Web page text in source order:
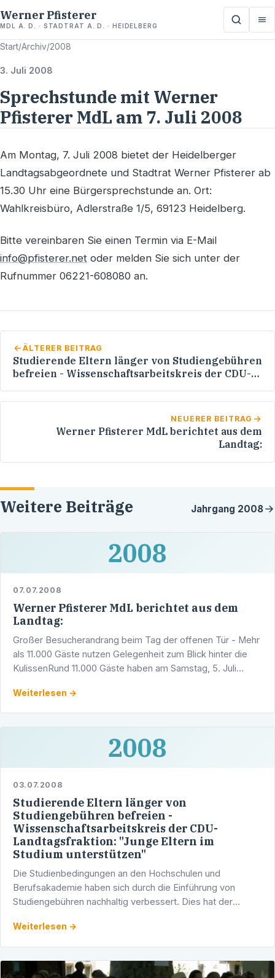
Werner Pfisterer
MDL A. D. · STADTRAT A. D. · HEIDELBERG
Start/Archiv/2008
3. Juli 2008
Sprechstunde mit Werner
Pfisterer MdL am 7. Juli 2008
Am Montag, 7. Juli 2008 bietet der Heidelberger
Landtagsabgeordnete und Stadtrat Werner Pfisterer ab
15.30 Uhr eine Bürgersprechstunde an. Ort:
Wahlkreisbüro, Adlerstraße 1/5, 69123 Heidelberg.
Bitte vereinbaren Sie einen Termin via E-Mail
info@pfisterer.net oder melden Sie sich unter der
Rufnummer 06221-608080 an.
ÄLTERER BEITRAG
Studierende Eltern länger von Studiengebühren
befreien - Wissenschaftsarbeitskreis der CDU-
unterstützen"
NEUERER BEITRAG
Werner Pfisterer MdL berichtet aus dem
Landtag:
Weitere Beiträge Jahrgang 2008
2008
07.07.2008
Werner Pfisterer MdL berichtet aus dem
Landtag:
Großer Besucherandrang beim Tag der offenen Tür - Mehr
als 11.000 Gäste nutzen Gelegenheit zum Blick hinter die
KulissenRund 11.000 Gäste haben am Samstag, 5. Juli
Weiterlesen →
2008
03.07.2008
Studierende Eltern länger von
Studiengebühren befreien -
Wissenschaftsarbeitskreis der CDU-
Landtagsfraktion: "Junge Eltern im
Studium unterstützen"
Die Studienbedingungen an den Hochschulen und
Berufsakademie haben sich durch die Einführung von
Studiengebühren nachhaltig verbessert. Dies hat der
eingesetzten unabhängigen …
Weiterlesen →